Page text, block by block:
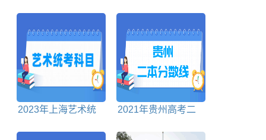
2023年上海艺术统
2021年贵州高考二